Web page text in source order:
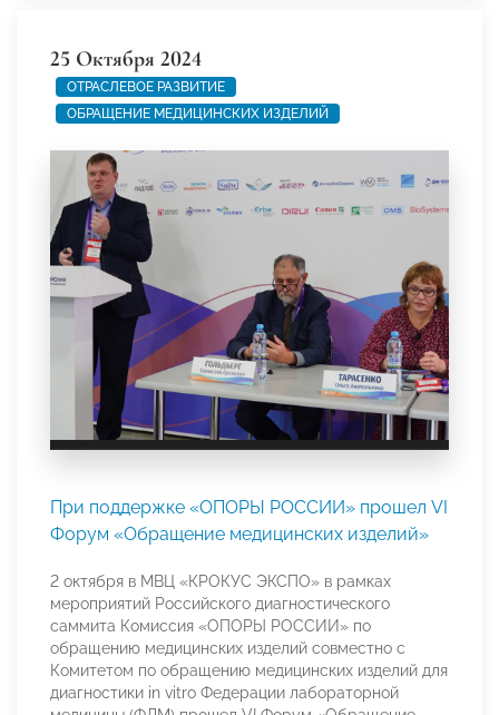
25 Октября 2024
ОТРАСЛЕВОЕ РАЗВИТИЕ
ОБРАЩЕНИЕ МЕДИЦИНСКИХ ИЗДЕЛИЙ
При поддержке «ОПОРЫ РОССИИ» прошел VI
Форум «Обращение медицинских изделий»
2 октября в МВЦ «КРОКУС ЭКСПО» в рамках
мероприятий Российского диагностического
саммита Комиссия «ОПОРЫ РОССИИ» по
обращению медицинских изделий совместно с
Комитетом по обращению медицинских изделий для
диагностики in vitro Федерации лабораторной